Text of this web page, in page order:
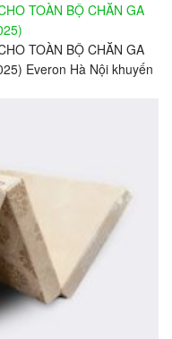
TOÀN BỘ CHĂN GA
TOÀN BỘ CHĂN GA
Everon Hà Nội khuyến